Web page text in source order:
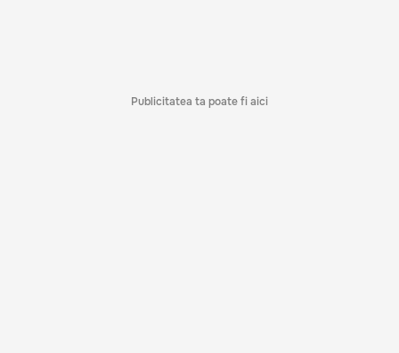
Publicitatea ta poate fi aici